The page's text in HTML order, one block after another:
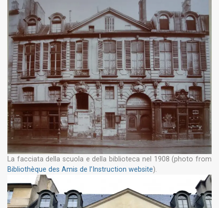
La facciata della scuola e della biblioteca nel 1908 (photo from
Bibliothèque des Amis de l’Instruction website).